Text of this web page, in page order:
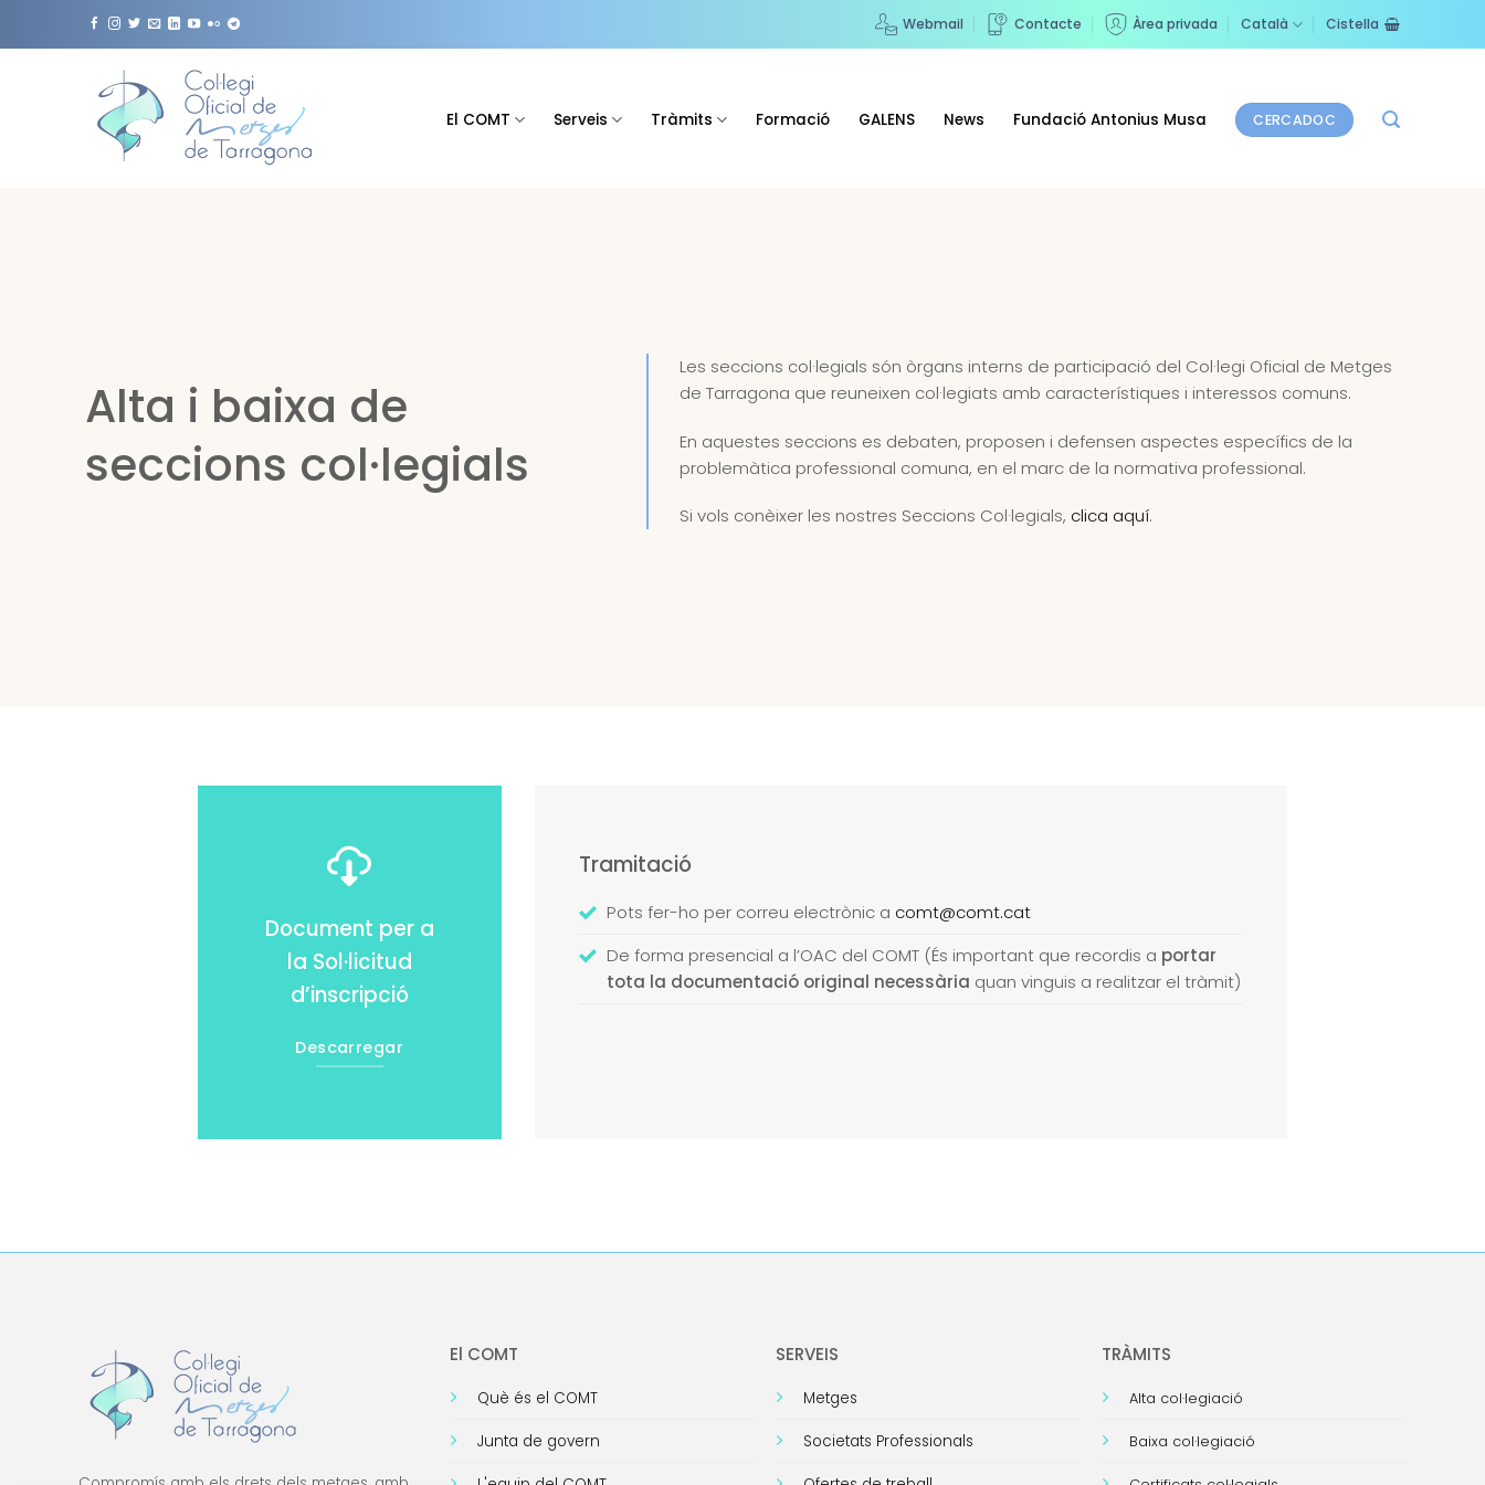
Webmail Contacte Àrea privada Català Cistella
El COMT Serveis Tràmits Formació GALENS News Fundació Antonius Musa CERCADOC
Alta i baixa de
seccions col·legials
Les seccions col·legials són òrgans interns de participació del Col·legi Oficial de Metges
de Tarragona que reuneixen col·legiats amb característiques i interessos comuns.
En aquestes seccions es debaten, proposen i defensen aspectes específics de la
problemàtica professional comuna, en el marc de la normativa professional.
Si vols conèixer les nostres Seccions Col·legials, clica aquí.
Document per a
la Sol·licitud
d’inscripció
Descarregar
Tramitació
Pots fer-ho per correu electrònic a comt@comt.cat
De forma presencial a l’OAC del COMT (És important que recordis a portar
tota la documentació original necessària quan vinguis a realitzar el tràmit)
El COMT
Què és el COMT
Junta de govern
SERVEIS
Metges
Societats Professionals
TRÀMITS
Alta col·legiació
Baixa col·legiació